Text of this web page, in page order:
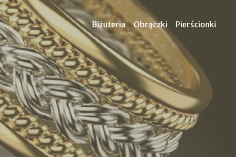
Biżuteria Obrączki Pierścionki